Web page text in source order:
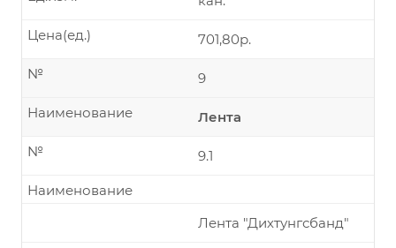
701,80р.
Цена(ед.)
9
№
Лента
Наименование
9.1
№
Наименование
Лента "Дихтунгсбанд"